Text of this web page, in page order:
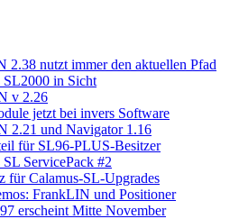
2.38 nutzt immer den aktuellen Pfad
SL2000 in Sicht
v 2.26
jetzt bei invers Software
2.21 und Navigator 1.16
für SL96-PLUS-Besitzer
ServicePack #2
für Calamus-SL-Upgrades
FrankLIN und Positioner
erscheint Mitte November